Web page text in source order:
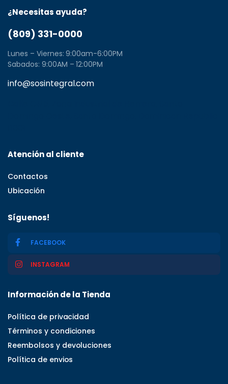
¿Necesitas ayuda?
(809) 331-0000
Lunes – Viernes: 9:00am-6:00PM
Sabados: 9:00AM – 12:00PM
info@sosintegral.com
Atención al cliente
Contactos
Ubicación
Síguenos!
FACEBOOK
INSTAGRAM
Información de la Tienda
Política de privacidad
Términos y condiciones
Reembolsos y devoluciones
Política de envios